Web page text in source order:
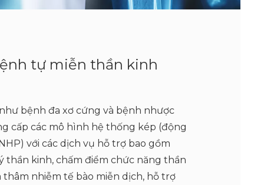
tự miễn thần kinh
bệnh đa xơ cứng và bệnh nhược
cấp các mô hình hệ thống kép (động
với các dịch vụ hỗ trợ bao gồm
thần kinh, chấm điểm chức năng thần
thâm nhiễm tế bào miễn dịch, hỗ trợ